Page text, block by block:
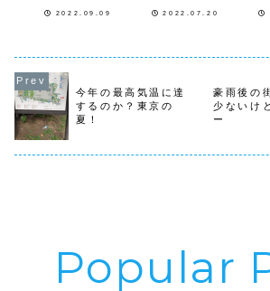
た。東京ビッグサ
で１７時までで
す。フロンティア
事務局ブースは、
ビッグサイト東２
ホールSL３６で
す。ブースにいま
2022.09.09
ました。今月は、
毎月１回（毎月第
２木曜日）に各
自...
2022.07.20
（所
4号地
ります
ロジェ
今年の最高気温に達
するのか？東京の
夏！
豪雨後の
少ないけ
ー